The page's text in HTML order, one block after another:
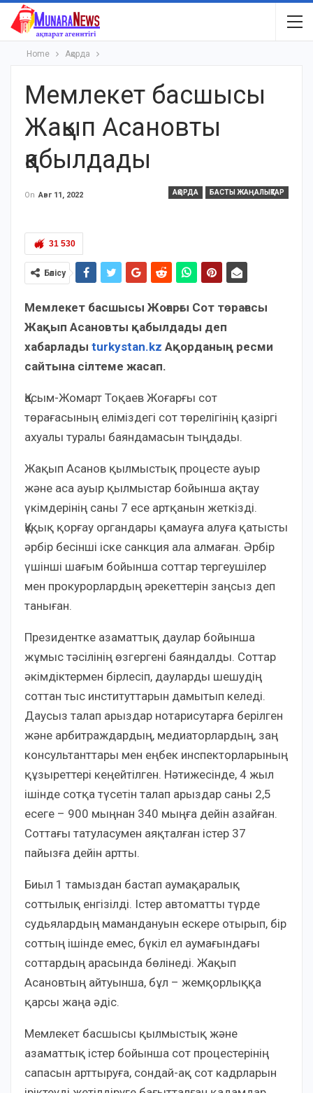
Home Ақорда
Мемлекет басшысы
Жақып Асановты
қабылдады
АҚОРДА БАСТЫ ЖАҢАЛЫҚТАР
On Авг 11, 2022
31 530
Бөлісу
Мемлекет басшысы Жоғарғы Сот төрағасы
Жақып Асановты қабылдады деп
хабарлады turkystan.kz Ақорданың ресми
сайтына сілтеме жасап.
Қасым-Жомарт Тоқаев Жоғарғы сот
төрағасының еліміздегі сот төрелігінің қазіргі
ахуалы туралы баяндамасын тыңдады.
Жақып Асанов қылмыстық процесте ауыр
және аса ауыр қылмыстар бойынша ақтау
үкімдерінің саны 7 есе артқанын жеткізді.
Құқық қорғау органдары қамауға алуға қатысты
әрбір бесінші іске санкция ала алмаған. Әрбір
үшінші шағым бойынша соттар тергеушілер
мен прокурорлардың әрекеттерін заңсыз деп
таныған.
Президентке азаматтық даулар бойынша
жұмыс тәсілінің өзгергені баяндалды. Соттар
әкімдіктермен бірлесіп, дауларды шешудің
соттан тыс институттарын дамытып келеді.
Даусыз талап арыздар нотарисутарға берілген
және арбитраждардың, медиаторлардың, заң
консультанттары мен еңбек инспекторларының
құзыреттері кеңейтілген. Нәтижесінде, 4 жыл
ішінде сотқа түсетін талап арыздар саны 2,5
есеге – 900 мыңнан 340 мыңға дейін азайған.
Соттағы татуласумен аяқталған істер 37
пайызға дейін артты.
Биыл 1 тамыздан бастап аумақаралық
соттылық енгізілді. Істер автоматты түрде
судьялардың мамандануын ескере отырып, бір
соттың ішінде емес, бүкіл ел аумағындағы
соттардың арасында бөлінеді. Жақып
Асановтың айтуынша, бұл – жемқорлыққа
қарсы жаңа әдіс.
Мемлекет басшысы қылмыстық және
азаматтық істер бойынша сот процестерінің
сапасын арттыруға, сондай-ақ сот кадрларын